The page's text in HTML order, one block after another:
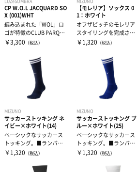
LUZeSOMBRA
CP W.O.L JACQUARD SO
X (001)WHT
編み込まれた「WOL」ロ
ゴが特徴のCLUB PARQUE
ラインのJACQUARD...
￥3,300 （税込）
MIZUNO
【モレリア】ソックス 0
1：ホワイト
オフザピッチのモレリア
スタイリングを完成させ
るラストピース。定番カ
￥1,320 （税込）
MIZUNO
サッカーストッキング ネ
イビー×ホワイト(14)
ベーシックなサッカース
トッキング。■ランバー
ドロゴはセンター1か所に
￥1,320 （税込）
MIZUNO
サッカーストッキング ブ
ルー×ホワイト(25)
ベーシックなサッカース
トッキング。■ランバー
ドロゴはセンター1か所に
￥1,320 （税込）